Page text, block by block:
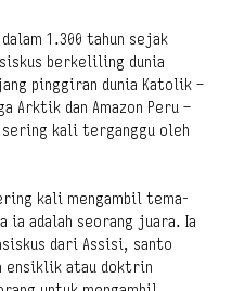
1.300 tahun sejak
berkeliling dunia
pinggiran dunia Katolik –
Arktik dan Amazon Peru –
sering kali terganggu oleh
kali mengambil tema-
ia adalah seorang juara. Ia
dari Assisi, santo
ensiklik atau doktrin